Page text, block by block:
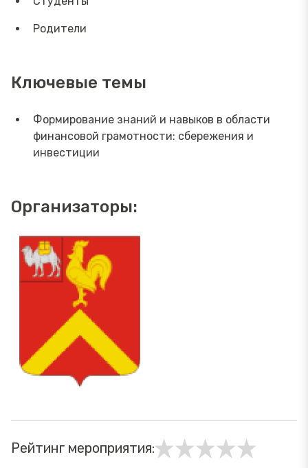
Родители
Ключевые темы
Формирование знаний и навыков в области
финансовой грамотности: сбережения и
инвестиции
Организаторы:
Рейтинг мероприятия: